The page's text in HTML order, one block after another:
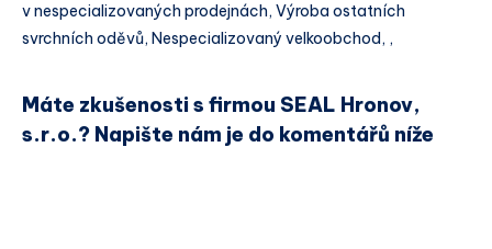
v nespecializovaných prodejnách, Výroba ostatních
svrchních oděvů, Nespecializovaný velkoobchod, ,
Máte zkušenosti s firmou SEAL Hronov,
s.r.o.? Napište nám je do komentářů níže